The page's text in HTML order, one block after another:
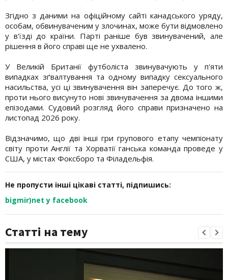
Згідно з даними на офіційному сайті канадського уряду,
особам, обвинуваченим у злочинах, може бути відмовлено
у в'їзді до країни. Парті раніше був звинувачений, але
рішення в його справі ще не ухвалено.
У Великій Британії футболіста звинувачують у п'яти
випадках зґвалтування та одному випадку сексуального
насильства, усі ці звинувачення він заперечує. До того ж,
проти нього висунуто нові звинувачення за двома іншими
епізодами. Судовий розгляд його справи призначено на
листопад 2026 року.
Відзначимо, що дві інші гри групового етапу чемпіонату
світу проти Англії та Хорватії ганська команда проведе у
США, у містах Фоксборо та Філадельфія.
Не пропусти інші цікаві статті, підпишись:
bigmir)net у facebook
Статті на тему